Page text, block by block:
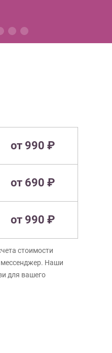
от 990 ₽
от 690 ₽
от 990 ₽
стоимости
Наши
для вашего